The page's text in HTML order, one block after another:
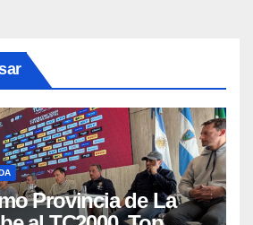
Provincia de La